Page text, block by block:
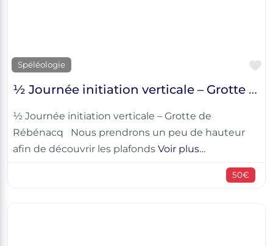
Spéléologie
½ Journée initiation verticale – Grotte de Rébénacq
½ Journée initiation verticale – Grotte de
Rébénacq Nous prendrons un peu de hauteur
afin de découvrir les plafonds Voir plus…
50€